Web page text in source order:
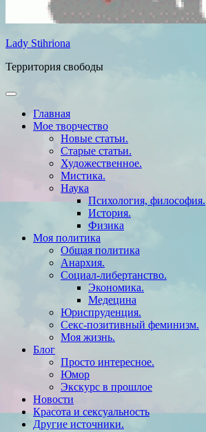
Lady Stihriona
Территория свободы
Главная
Мое творчество
Новые статьи.
Старые статьи.
Художественное.
Мистика.
Наука
Психология, философия.
История.
Физика
Моя политика
Общая политика
Анархия.
Социал-либертанство.
Экономика.
Медецина
Юриспруденция.
Секс-позитивный феминизм.
Моя жизнь.
Блог
Просто интересное.
Юмор
Экскурс в прошлое
Новости
Красота и сексуальность
Другие источники.